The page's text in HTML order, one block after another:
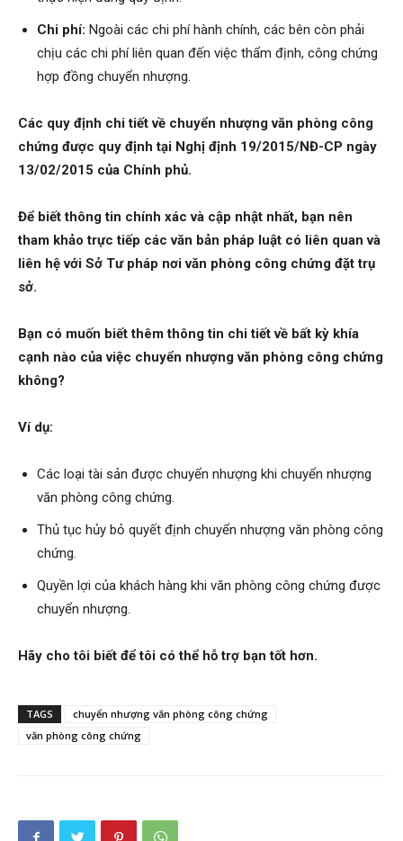
Chi phí: Ngoài các chi phí hành chính, các bên còn phải
chịu các chi phí liên quan đến việc thẩm định, công chứng
hợp đồng chuyển nhượng.
Các quy định chi tiết về chuyển nhượng văn phòng công
chứng được quy định tại Nghị định 19/2015/NĐ-CP ngày
13/02/2015 của Chính phủ.
Để biết thông tin chính xác và cập nhật nhất, bạn nên
tham khảo trực tiếp các văn bản pháp luật có liên quan và
liên hệ với Sở Tư pháp nơi văn phòng công chứng đặt trụ
sở.
Bạn có muốn biết thêm thông tin chi tiết về bất kỳ khía
cạnh nào của việc chuyển nhượng văn phòng công chứng
không?
Ví dụ:
Các loại tài sản được chuyển nhượng khi chuyển nhượng
văn phòng công chứng.
Thủ tục hủy bỏ quyết định chuyển nhượng văn phòng công
chứng.
Quyền lợi của khách hàng khi văn phòng công chứng được
chuyển nhượng.
Hãy cho tôi biết để tôi có thể hỗ trợ bạn tốt hơn.
TAGS
chuyển nhượng văn phòng công chứng
văn phòng công chứng